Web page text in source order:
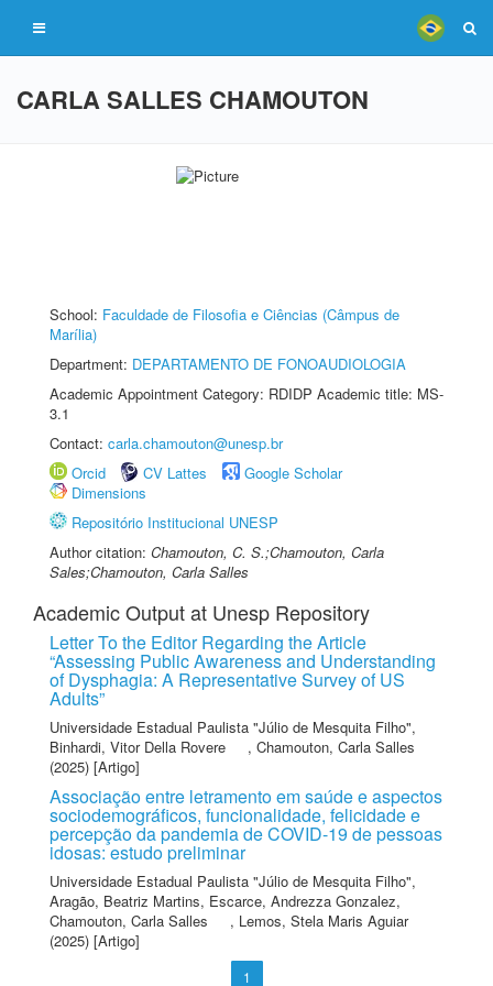
CARLA SALLES CHAMOUTON
School: Faculdade de Filosofia e Ciências (Câmpus de
Marília)
Department: DEPARTAMENTO DE FONOAUDIOLOGIA
Academic Appointment Category: RDIDP Academic title: MS-
3.1
Contact: carla.chamouton@unesp.br
Orcid
CV Lattes
Google Scholar
Dimensions
Repositório Institucional UNESP
Author citation: Chamouton, C. S.;Chamouton, Carla
Sales;Chamouton, Carla Salles
Academic Output at Unesp Repository
Letter To the Editor Regarding the Article
“Assessing Public Awareness and Understanding
of Dysphagia: A Representative Survey of US
Adults”
Universidade Estadual Paulista "Júlio de Mesquita Filho",
Binhardi, Vitor Della Rovere
, Chamouton, Carla Salles
(2025) [Artigo]
Associação entre letramento em saúde e aspectos
sociodemográficos, funcionalidade, felicidade e
percepção da pandemia de COVID-19 de pessoas
idosas: estudo preliminar
Universidade Estadual Paulista "Júlio de Mesquita Filho",
Aragão, Beatriz Martins, Escarce, Andrezza Gonzalez,
Chamouton, Carla Salles
, Lemos, Stela Maris Aguiar
(2025) [Artigo]
1